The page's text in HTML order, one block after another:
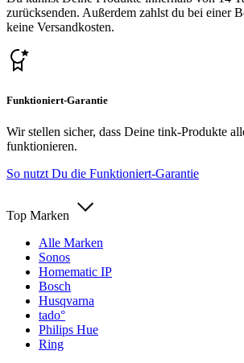
zurücksenden. Außerdem zahlst du bei einer
keine Versandkosten.
Funktioniert-Garantie
Wir stellen sicher, dass Deine tink-Produkte
funktionieren.
So nutzt Du die Funktioniert-Garantie
Top Marken
Alle Marken
Sonos
Homematic IP
Bosch
Husqvarna
tado°
Philips Hue
Ring